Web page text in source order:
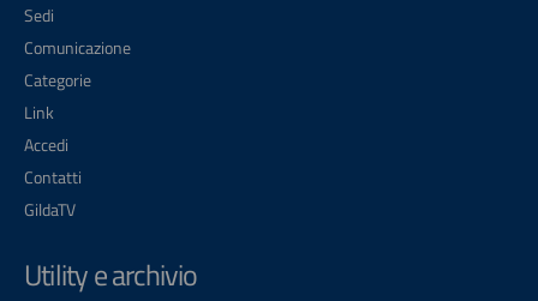
Sedi
Comunicazione
Categorie
Link
Accedi
Contatti
GildaTV
Utility e archivio